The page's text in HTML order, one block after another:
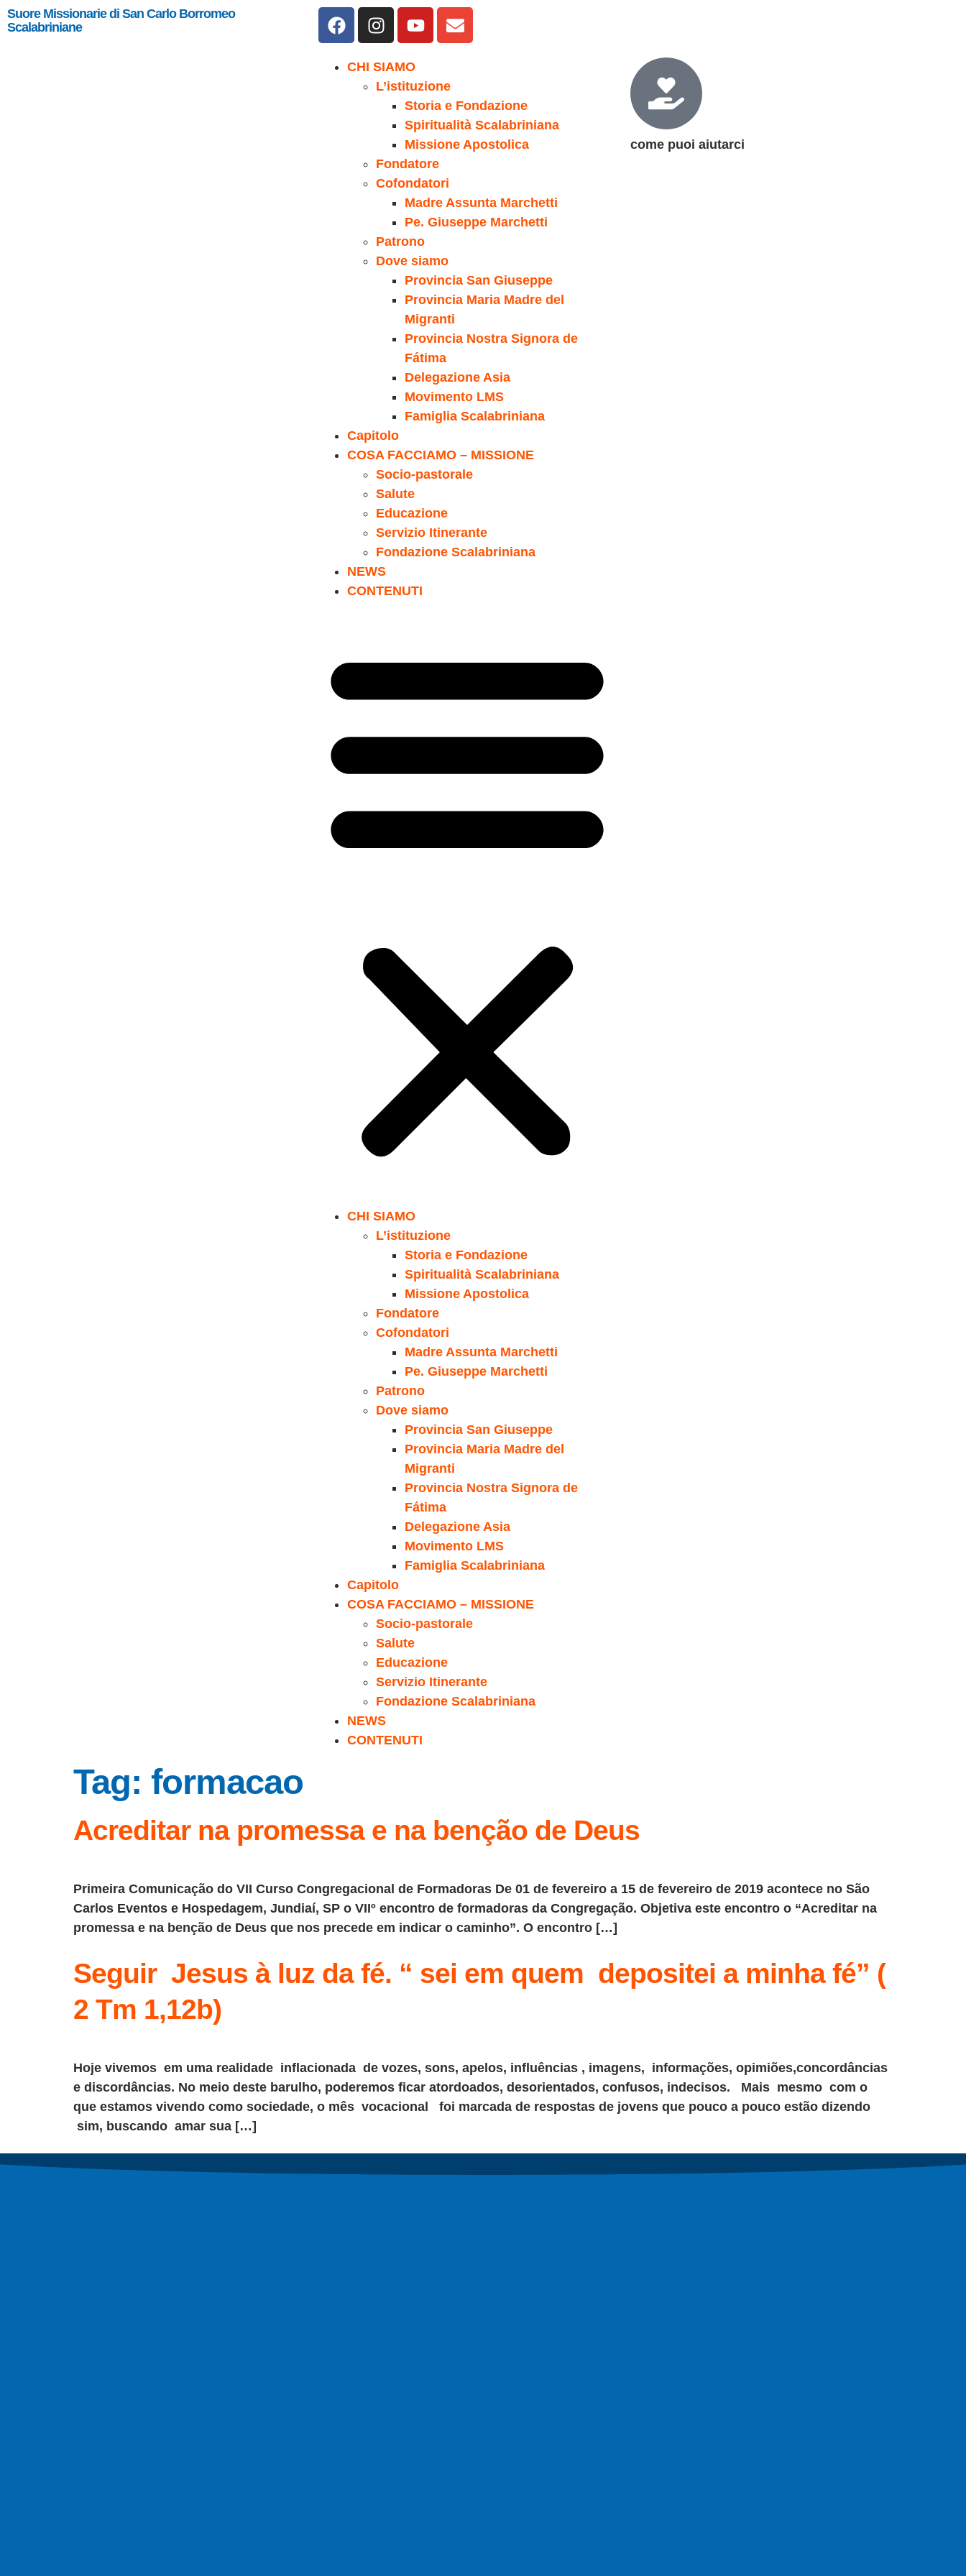
Suore Missionarie di San Carlo Borromeo
Scalabriniane
CHI SIAMO
L’istituzione
Storia e Fondazione
Spiritualità Scalabriniana
Missione Apostolica
Fondatore
Cofondatori
Madre Assunta Marchetti
Pe. Giuseppe Marchetti
Patrono
Dove siamo
Provincia San Giuseppe
Provincia Maria Madre del
Migranti
Provincia Nostra Signora de
Fátima
Delegazione Asia
Movimento LMS
Famiglia Scalabriniana
Capitolo
COSA FACCIAMO – MISSIONE
Socio-pastorale
Salute
Educazione
Servizio Itinerante
Fondazione Scalabriniana
NEWS
CONTENUTI
CHI SIAMO
L’istituzione
Storia e Fondazione
Spiritualità Scalabriniana
Missione Apostolica
Fondatore
Cofondatori
Madre Assunta Marchetti
Pe. Giuseppe Marchetti
Patrono
Dove siamo
Provincia San Giuseppe
Provincia Maria Madre del
Migranti
Provincia Nostra Signora de
Fátima
Delegazione Asia
Movimento LMS
Famiglia Scalabriniana
Capitolo
COSA FACCIAMO – MISSIONE
Socio-pastorale
Salute
Educazione
Servizio Itinerante
Fondazione Scalabriniana
NEWS
CONTENUTI
come puoi aiutarci
Tag: formacao
Acreditar na promessa e na benção de Deus
Primeira Comunicação do VII Curso Congregacional de Formadoras De 01 de fevereiro a 15 de fevereiro de 2019 acontece no São
Carlos Eventos e Hospedagem, Jundiaí, SP o VIIº encontro de formadoras da Congregação. Objetiva este encontro o “Acreditar na
promessa e na benção de Deus que nos precede em indicar o caminho”. O encontro […]
Seguir Jesus à luz da fé. “ sei em quem depositei a minha fé” (
2 Tm 1,12b)
Hoje vivemos em uma realidade inflacionada de vozes, sons, apelos, influências , imagens, informações, opimiões,concordâncias
e discordâncias. No meio deste barulho, poderemos ficar atordoados, desorientados, confusos, indecisos. Mais mesmo com o
que estamos vivendo como sociedade, o mês vocacional foi marcada de respostas de jovens que pouco a pouco estão dizendo
sim, buscando amar sua […]